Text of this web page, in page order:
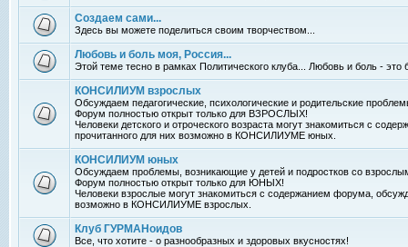
Создаем сами...
Здесь вы можете поделиться своим творчеством...
Любовь и боль моя, Россия...
Этой теме тесно в рамках Политического клуба... Любовь и боль - это
КОНСИЛИУМ взрослых
Обсуждаем педагогические, психологические и родительские
Форум полностью открыт только для ВЗРОСЛЫХ!
Человеки детского и отроческого возраста могут знакомиться с
прочитанного для них возможно в КОНСИЛИУМЕ юных.
КОНСИЛИУМ юных
Обсуждаем проблемы, возникающие у детей и подростков со
Форум полностью открыт только для ЮНЫХ!
Человеки взрослые могут знакомиться с содержанием форума,
возможно в КОНСИЛИУМЕ взрослых.
Клуб ГУРМАНоидов
Все, что хотите - о разнообразных и здоровых вкусностях!